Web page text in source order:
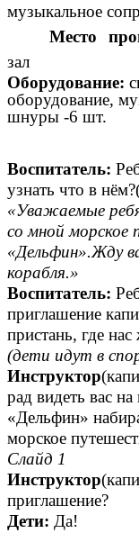
музыкальное
Место
зал
Оборудование:
оборудование,
шнуры -6 шт.
Воспитатель:
узнать что в
«Уважаемые
со мной морское
«Дельфин».Жду
корабля.»
Воспитатель:
приглашение
пристань, где
(дети идут в
Инструктор
рад видеть вас
«Дельфин»
морское
Слайд 1
Инструктор
приглашение?
Дети: Да!